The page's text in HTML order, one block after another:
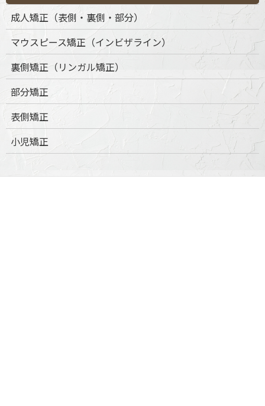
成人矯正（表側・裏側・部分）
マウスピース矯正（インビザライン）
裏側矯正（リンガル矯正）
部分矯正
表側矯正
小児矯正